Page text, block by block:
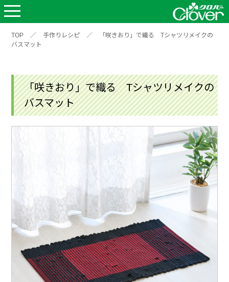
TOP ／ 手作りレシピ ／
「咲きおり」で織る Tシャツリメイクの
バスマット
「咲きおり」で織る Tシャツリメイクの
バスマット